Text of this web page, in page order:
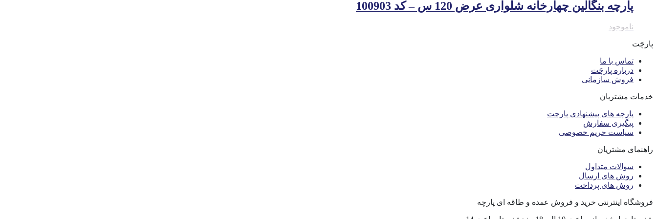
پارچه بنگالین چهارخانه شلواری عرض 120 س – کد 100903
ناموجود
پارچَت
تماس با ما
درباره پارچَت
فروش سازمانی
خدمات مشتریان
پارچه های پیشنهادی پارچت
پیگیری سفارش
سیاست حریم خصوصی
راهنمای مشتریان
سوالات متداول
روش های ارسال
روش های پرداخت
فروشگاه اینترنتی خرید و فروش عمده و طاقه ای پارچه